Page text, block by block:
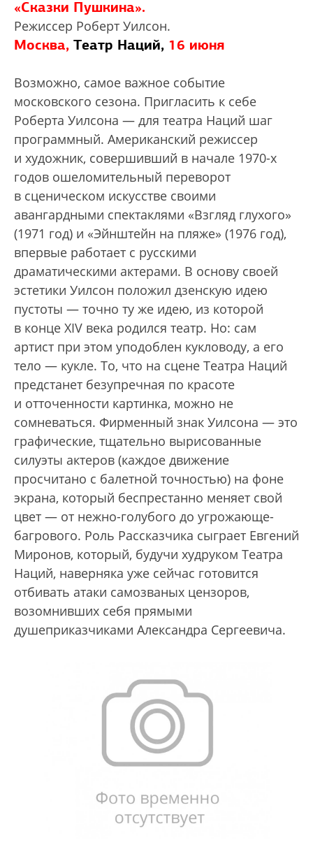
«Сказки Пушкина».
Режиссер Роберт Уилсон.
Москва, Театр Наций, 16 июня
Возможно, самое важное событие
московского сезона. Пригласить к себе
Роберта Уилсона — для театра Наций шаг
программный. Американский режиссер
и художник, совершивший в начале 1970-х
годов ошеломительный переворот
в сценическом искусстве своими
авангардными спектаклями «Взгляд глухого»
(1971 год) и «Эйнштейн на пляже» (1976 год),
впервые работает с русскими
драматическими актерами. В основу своей
эстетики Уилсон положил дзенскую идею
пустоты — точно ту же идею, из которой
в конце XIV века родился театр. Но: сам
артист при этом уподоблен кукловоду, а его
тело — кукле. То, что на сцене Театра Наций
предстанет безупречная по красоте
и отточенности картинка, можно не
сомневаться. Фирменный знак Уилсона — это
графические, тщательно вырисованные
силуэты актеров (каждое движение
просчитано с балетной точностью) на фоне
экрана, который беспрестанно меняет свой
цвет — от нежно-голубого до угрожающе-
багрового. Роль Рассказчика сыграет Евгений
Миронов, который, будучи худруком Театра
Наций, наверняка уже сейчас готовится
отбивать атаки самозваных цензоров,
возомнивших себя прямыми
душеприказчиками Александра Сергеевича.